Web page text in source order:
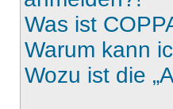
Was ist
Warum kann
Wozu ist die